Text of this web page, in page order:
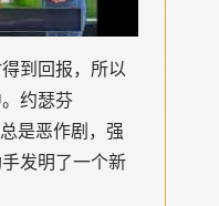
到回报，所以
约瑟芬
总是恶作剧，强
发明了一个新